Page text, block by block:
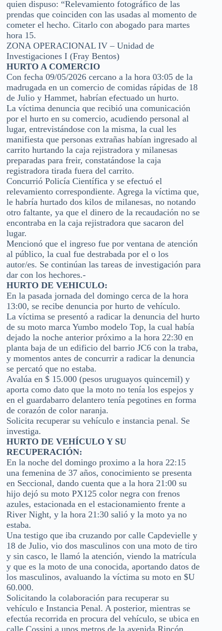
quien dispuso: “Relevamiento fotográfico de las
prendas que coinciden con las usadas al momento de
cometer el hecho. Citarlo con abogado para martes
hora 15.
ZONA OPERACIONAL IV – Unidad de
Investigaciones I (Fray Bentos)
HURTO A COMERCIO
Con fecha 09/05/2026 cercano a la hora 03:05 de la
madrugada en un comercio de comidas rápidas de 18
de Julio y Hammet, habrían efectuado un hurto.
La víctima denuncia que recibió una comunicación
por el hurto en su comercio, acudiendo personal al
lugar, entrevistándose con la misma, la cual les
manifiesta que personas extrañas habían ingresado al
carrito hurtando la caja rejistradora y milanesas
preparadas para freir, constatándose la caja
registradora tirada fuera del carrito.
Concurrió Policía Científica y se efectuó el
relevamiento correspondiente. Agrega la víctima que,
le habría hurtado dos kilos de milanesas, no notando
otro faltante, ya que el dinero de la recaudación no se
encontraba en la caja rejistradora que sacaron del
lugar.
Mencionó que el ingreso fue por ventana de atención
al público, la cual fue destrabada por el o los
autor/es. Se continúan las tareas de investigación para
dar con los hechores.-
HURTO DE VEHICULO:
En la pasada jornada del domingo cerca de la hora
13:00, se recibe denuncia por hurto de vehículo.
La víctima se presentó a radicar la denuncia del hurto
de su moto marca Yumbo modelo Top, la cual había
dejado la noche anterior próximo a la hora 22:30 en
planta baja de un edificio del barrio JC6 con la traba,
y momentos antes de concurrir a radicar la denuncia
se percató que no estaba.
Avalúa en $ 15.000 (pesos uruguayos quincemil) y
aporta como dato que la moto no tenía los espejos y
en el guardabarro delantero tenía pegotines en forma
de corazón de color naranja.
Solicita recuperar su vehículo e instancia penal. Se
investiga.
HURTO DE VEHÍCULO Y SU
RECUPERACIÓN:
En la noche del domingo proximo a la hora 22:15
una femenina de 37 años, conocimiento se presenta
en Seccional, dando cuenta que a la hora 21:00 su
hijo dejó su moto PX125 color negra con frenos
azules, estacionada en el estacionamiento frente a
River Night, y la hora 21:30 salió y la moto ya no
estaba.
Una testigo que iba cruzando por calle Capdevielle y
18 de Julio, vio dos masculinos con una moto de tiro
y sin casco, le llamó la atención, viendo la matrícula
y que es la moto de una conocida, aportando datos de
los masculinos, avaluando la víctima su moto en $U
60.000.
Solicitando la colaboración para recuperar su
vehículo e Instancia Penal. A posterior, mientras se
efectúa recorrida en procura del vehículo, se ubica en